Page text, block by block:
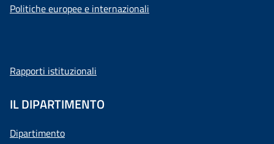
Politiche europee e internazionali
Rapporti istituzionali
IL DIPARTIMENTO
Dipartimento